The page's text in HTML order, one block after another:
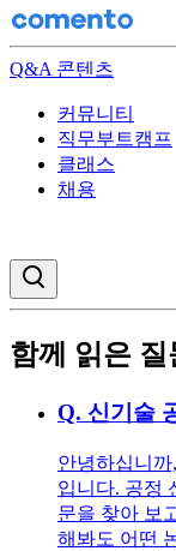
Q&A 콘텐츠
커뮤니티
직무부트캠프
클래스
채용
함께 읽은 질
Q. 신기술
안녕하십니
입니다. 공정
문을 찾아 보
해봐도 어떤